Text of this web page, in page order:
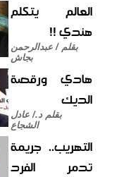
العالم يتكلم
هندي !!
بقلم / عبدالرحمن
بجاش
هادي ورقصة
الديك
بقلم د./ عادل
الشجاع
التهريب.. جريمة
تدمر الفرد